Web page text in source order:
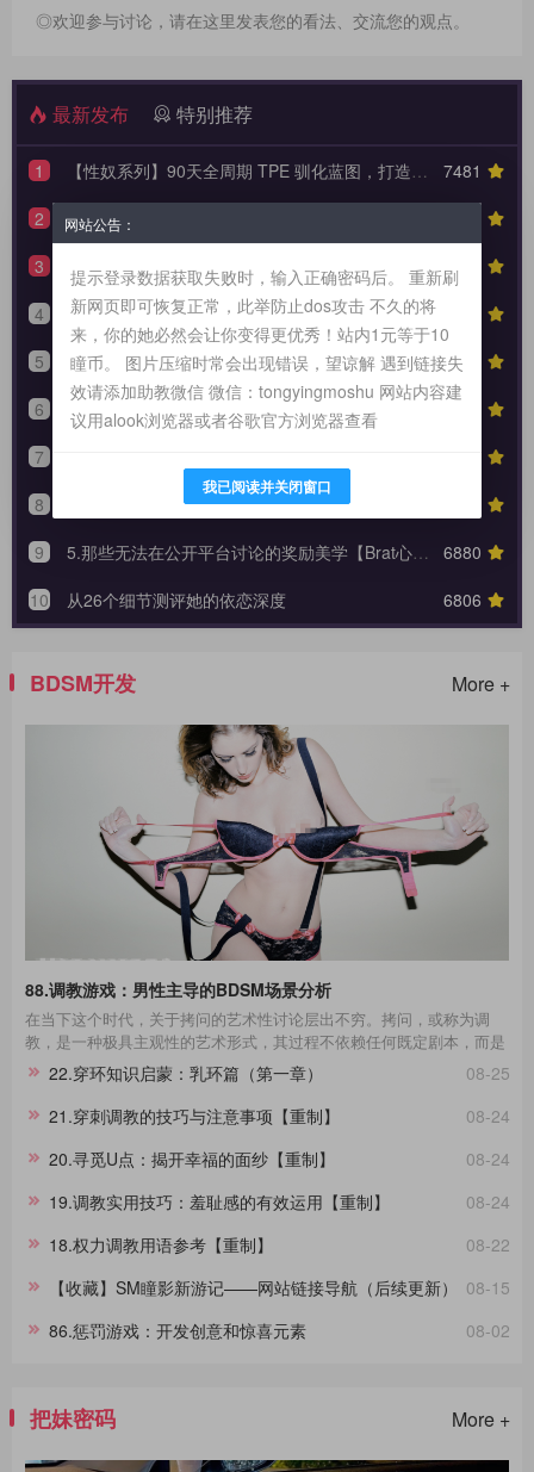
◎欢迎参与讨论，请在这里发表您的看法、交流您的观点。
最新发布 特别推荐
7481
1
【性奴系列】90天全周期 TPE 驯化蓝图，打造永不背叛的K6性奴归宿
2
【驯化分享】《从撕裂到皈依：狗奴与性奴双重身份转换的权力美学》90天全周期身份转换训练日志模板
5506
3
【羞辱系列】红绿灯反馈动态控制系统（附中度羞辱的3大安全底线）
4
生活化支配指南：如何在日常闲聊的缝隙里，埋下让她瞬间腿软的言语钩子？
5648
5
如何让那个白天高冷的她，在你的实时注视下哭着承认内心的荒芜？
6
捕获灵魂的频率：为什么你的声音，往往比皮鞭更能让她战栗？
7
8
6.“世界很乱，但跪在你脚下就安全了”：如何成为 Brat 生命中唯一的锚点与终极归宿？【Brat心奴系列-第六期】
6880
9
5.那些无法在公开平台讨论的奖励美学【Brat心奴系列-第五期】
6806
10 从26个细节测评她的依恋深度
BDSM开发 More +
88.调教游戏：男性主导的BDSM场景分析
在当下这个时代，关于拷问的艺术性讨论层出不穷。拷问，或称为调
教，是一种极具主观性的艺术形式，其过程不依赖任何既定剧本，而是
一种即兴的表现艺术。在这场艺术的表达中，每一个不同性格的受拷者
都呈现出独一无二的故事线。举例来说，那些宁死不屈的与那些畏惧权
威的受拷者，他们在面对同样的惩罚时表现出的反应极其不同，这种差
异进一步影响了拷问的整个过程。通过淙垚个人经验和广泛的文献及影
视作品研究，本文旨在分享这一主题。在此，拷问者与受拷者分别扮演
问。拷
08-25
22.穿环知识启蒙：乳环篇（第一章）
08-24
21.穿刺调教的技巧与注意事项【重制】
08-24
20.寻觅U点：揭开幸福的面纱【重制】
08-24
19.调教实用技巧：羞耻感的有效运用【重制】
08-22
18.权力调教用语参考【重制】
08-15
【收藏】SM瞳影新游记——网站链接导航（后续更新）
08-02
86.惩罚游戏：开发创意和惊喜元素
把妹密码 More +
网站公告：
提示登录数据获取失败时，输入正确密码后。 重新刷
新网页即可恢复正常，此举防止dos攻击 不久的将
来，你的她必然会让你变得更优秀！站内1元等于10
瞳币。 图片压缩时常会出现错误，望谅解 遇到链接失
效请添加助教微信 微信：tongyingmoshu 网站内容建
议用alook浏览器或者谷歌官方浏览器查看
我已阅读并关闭窗口